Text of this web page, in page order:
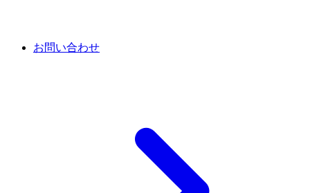
お問い合わせ